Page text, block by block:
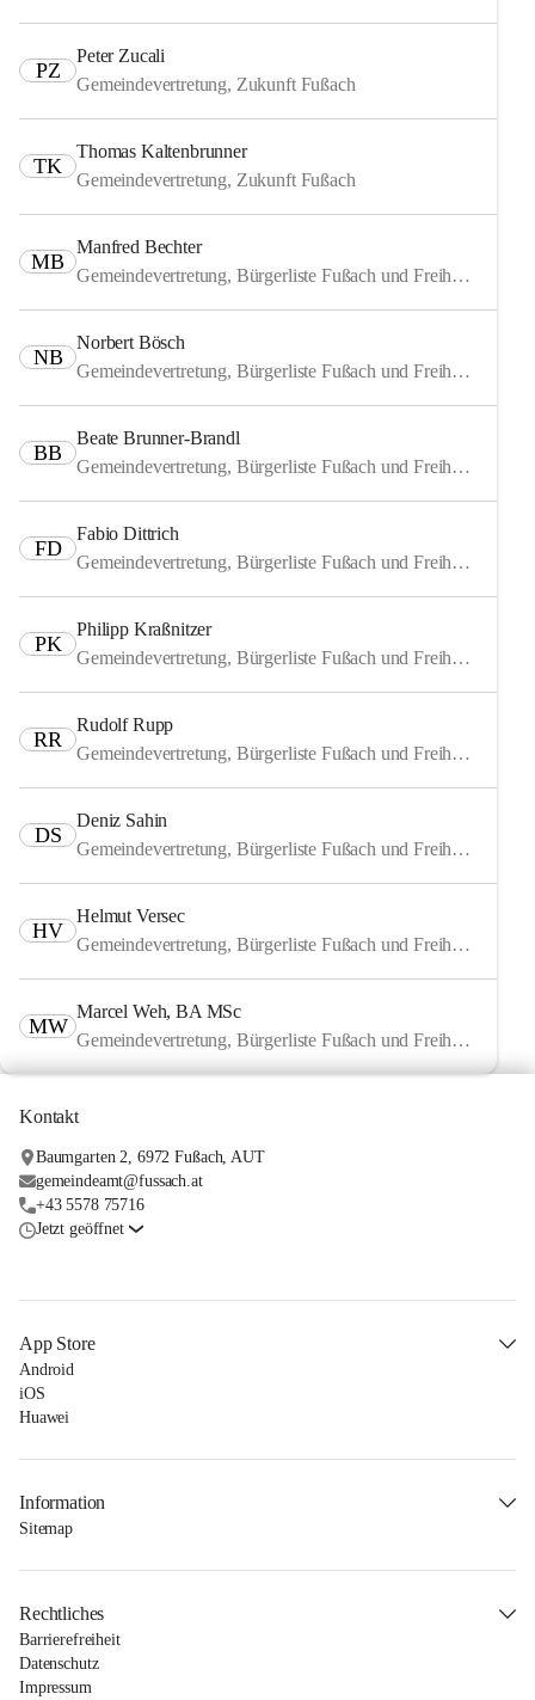
PZ
Peter Zucali
Gemeindevertretung, Zukunft Fußach
TK
Thomas Kaltenbrunner
Gemeindevertretung, Zukunft Fußach
MB
Manfred Bechter
Gemeindevertretung, Bürgerliste Fußach und Freiheitliche
NB
Norbert Bösch
Gemeindevertretung, Bürgerliste Fußach und Freiheitliche
BB
Beate Brunner-Brandl
Gemeindevertretung, Bürgerliste Fußach und Freiheitliche
FD
Fabio Dittrich
Gemeindevertretung, Bürgerliste Fußach und Freiheitliche
PK
Philipp Kraßnitzer
Gemeindevertretung, Bürgerliste Fußach und Freiheitliche
RR
Rudolf Rupp
Gemeindevertretung, Bürgerliste Fußach und Freiheitliche
DS
Deniz Sahin
Gemeindevertretung, Bürgerliste Fußach und Freiheitliche
HV
Helmut Versec
Gemeindevertretung, Bürgerliste Fußach und Freiheitliche
MW
Marcel Weh, BA MSc
Gemeindevertretung, Bürgerliste Fußach und Freiheitliche
Kontakt
Baumgarten 2, 6972 Fußach, AUT
gemeindeamt@fussach.at
+43 5578 75716
Jetzt geöffnet
App Store
Android
iOS
Huawei
Information
Sitemap
Rechtliches
Barrierefreiheit
Datenschutz
Impressum